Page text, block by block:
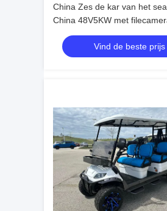
China Zes de kar van het
China 48V5KW met
wordt gemaakt
Vind de beste prijs